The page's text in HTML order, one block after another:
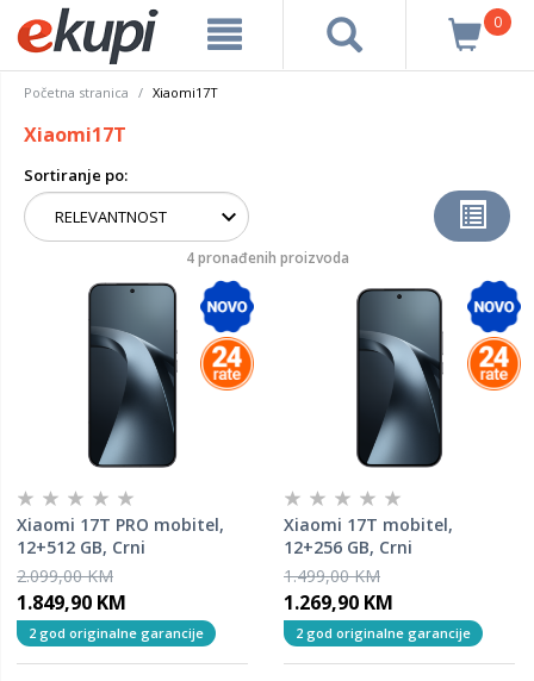
0
Početna stranica Xiaomi17T
Xiaomi17T
Sortiranje po:
4 pronađenih proizvoda
Xiaomi 17T PRO mobitel,
12+512 GB, Crni
2.099,00 KM
1.849,90 KM
2 god originalne garancije
Xiaomi 17T mobitel,
12+256 GB, Crni
1.499,00 KM
1.269,90 KM
2 god originalne garancije